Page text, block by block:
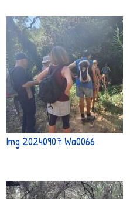
Img 20240907 Wa0066